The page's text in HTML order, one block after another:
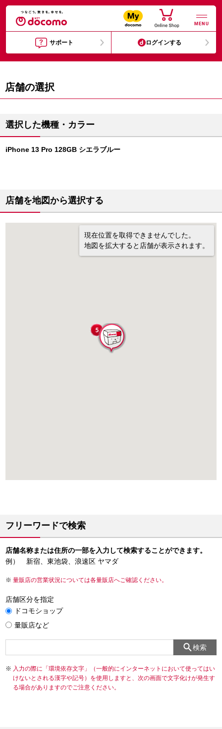
MENU
サポート ログインする
店舗の選択
選択した機種・カラー
iPhone 13 Pro 128GB シエラブルー
店舗を地図から選択する
現在位置を取得できませんでした。
地図を拡大すると店舗が表示されます。
フリーワードで検索
店舗名称または住所の一部を入力して検索することができます。
例） 新宿、東池袋、浪速区 ヤマダ
量販店の営業状況については各量販店へご確認ください。
店舗区分を指定
ドコモショップ
量販店など
検索
入力の際に「環境依存文字」（一般的にインターネットにおいて使ってはい
けないとされる漢字や記号）を使用しますと、次の画面で文字化けが発生す
る場合がありますのでご注意ください。